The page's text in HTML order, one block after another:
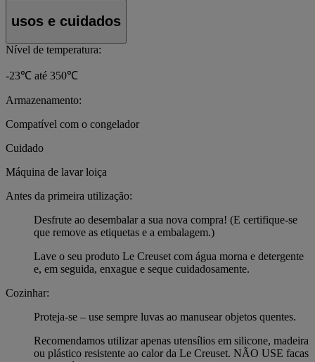
usos e cuidados
Nível de temperatura:
-23℃ até 350℃
Armazenamento:
Compatível com o congelador
Cuidado
Máquina de lavar loiça
Antes da primeira utilização:
Desfrute ao desembalar a sua nova compra! (E certifique-se
que remove as etiquetas e a embalagem.)
Lave o seu produto Le Creuset com água morna e detergente
e, em seguida, enxague e seque cuidadosamente.
Cozinhar:
Proteja-se – use sempre luvas ao manusear objetos quentes.
Recomendamos utilizar apenas utensílios em silicone, madeira
ou plástico resistente ao calor da Le Creuset. NÃO USE facas